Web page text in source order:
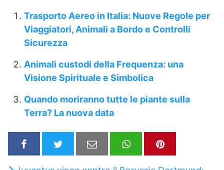
Trasporto Aereo in Italia: Nuove Regole per
Viaggiatori, Animali a Bordo e Controlli
Sicurezza
Animali custodi della Frequenza: una
Visione Spirituale e Simbolica
Quando moriranno tutte le piante sulla
Terra? La nuova data